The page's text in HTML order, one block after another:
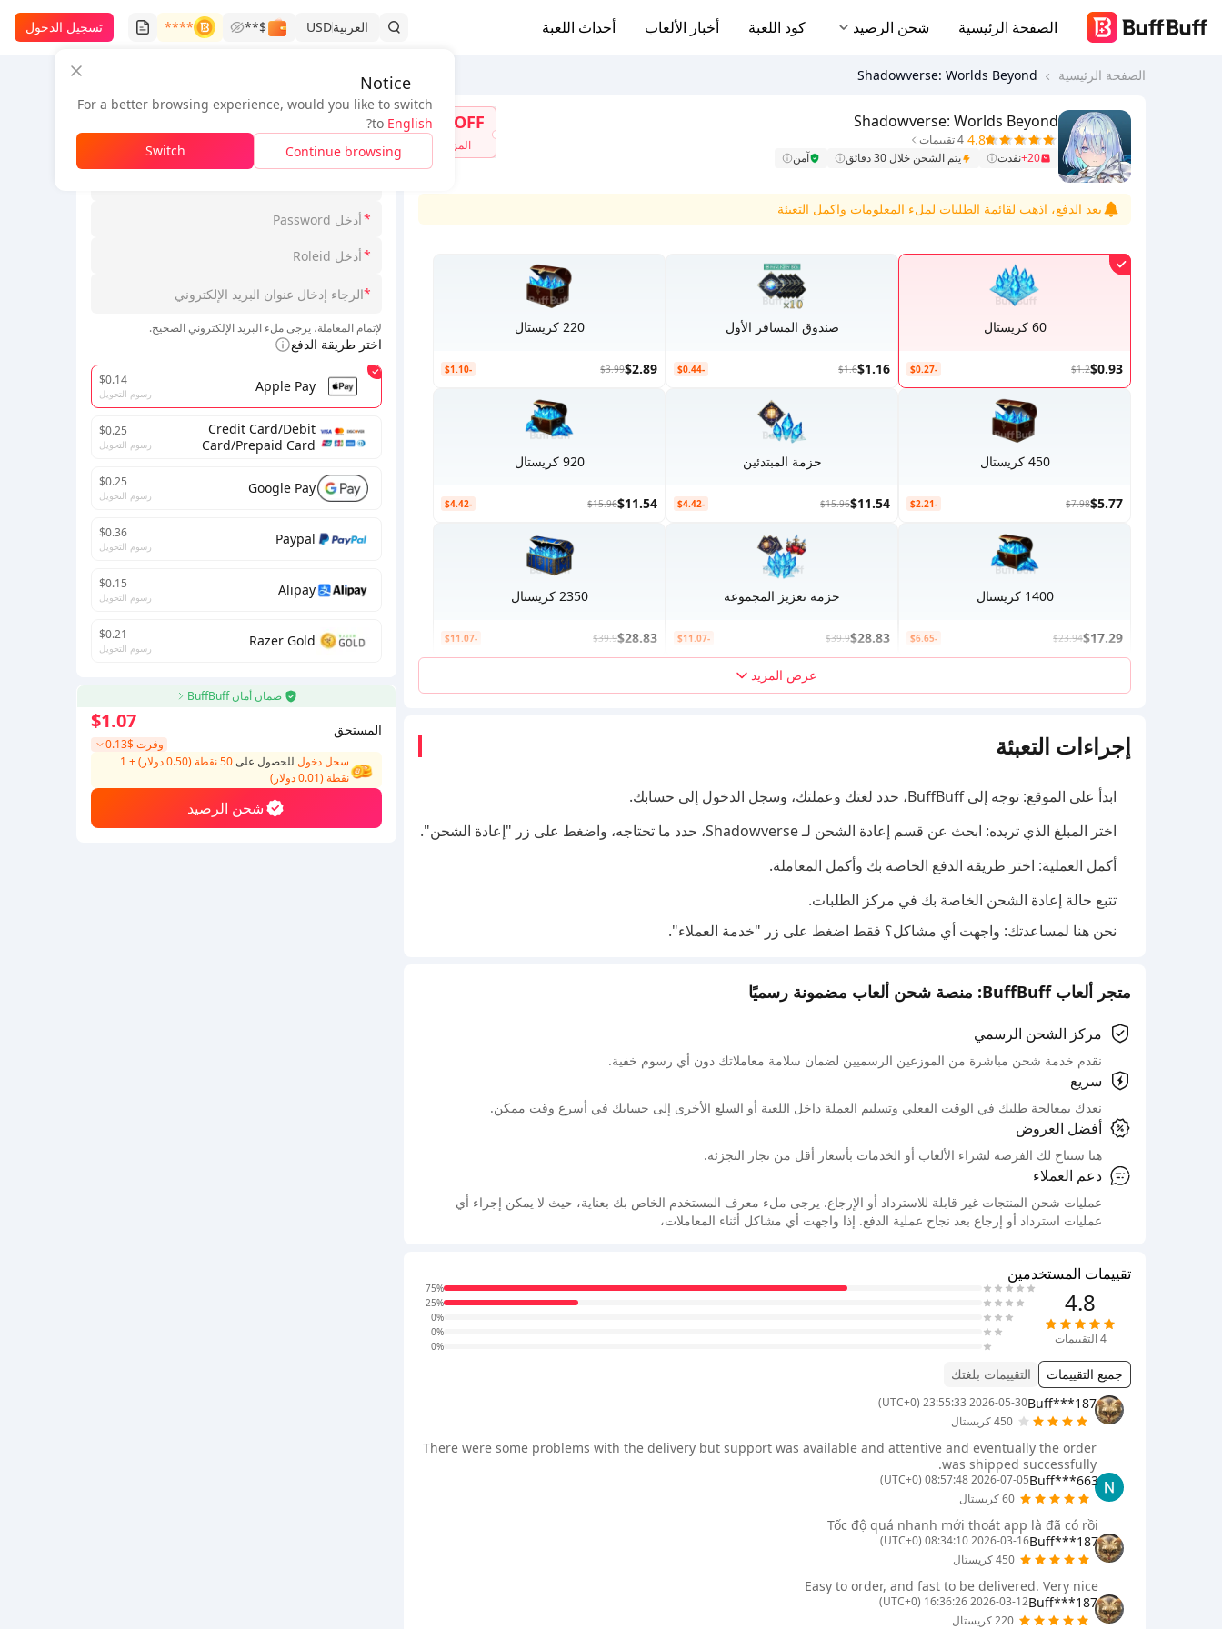
الصفحة الرئيسية شحن الرصيد كود اللعبة أخبار الألعاب أحداث اللعبة العربيةUSD
$**
**** تسجيل الدخول
الصفحة الرئيسية Shadowverse: Worlds Beyond
معلومات الطلب
*اختر Loginmodel
*
*
*
لإتمام المعاملة، يرجى ملء البريد الإلكتروني الصحيح.
اختر طريقة الدفع
Apple Pay
$0.14
رسوم التحويل
Credit Card/Debit
Card/Prepaid Card
$0.25
رسوم التحويل
Google Pay
$0.25
رسوم التحويل
Paypal
$0.36
رسوم التحويل
Alipay
$0.15
رسوم التحويل
Razer Gold
$0.21
رسوم التحويل
ضمان أمان BuffBuff
المستحق
وفرت$0.13
$1.07
سجل دخول للحصول على50 نقطة (0.50 دولار) +
1
نقطة (0.01دولار)
شحن الرصيد
Shadowverse: Worlds Beyond
4.8 4 تقييمات
20+ نفدت يتم الشحن خلال 30 دقائق آمن
7%OFF
المزيد
بعد الدفع، اذهب لقائمة الطلبات لملء المعلومات واكمل التعبئة
60 كريستال
$0.93
$1.2
-$0.27
صندوق المسافر الأول
$1.16
$1.6
-$0.44
220 كريستال
$2.89
$3.99
-$1.10
450 كريستال
$5.77
$7.98
-$2.21
حزمة المبتدئين
$11.54
$15.96
-$4.42
920 كريستال
$11.54
$15.96
-$4.42
1400 كريستال
$17.29
$23.94
-$6.65
حزمة تعزيز المجموعة
$28.83
$39.9
-$11.07
2350 كريستال
$28.83
$39.9
-$11.07
عرض المزيد
إجراءات التعبئة
ابدأ على الموقع: توجه إلى BuffBuff، حدد لغتك وعملتك، وسجل الدخول إلى حسابك.
اختر المبلغ الذي تريده: ابحث عن قسم إعادة الشحن لـ Shadowverse، حدد ما تحتاجه، واضغط على زر "إعادة الشحن".
أكمل العملية: اختر طريقة الدفع الخاصة بك وأكمل المعاملة.
تتبع حالة إعادة الشحن الخاصة بك في مركز الطلبات.
نحن هنا لمساعدتك: واجهت أي مشاكل؟ فقط اضغط على زر "خدمة العملاء".
متجر ألعاب BuffBuff: منصة شحن ألعاب مضمونة رسميًا
مركز الشحن الرسمي
نقدم خدمة شحن مباشرة من الموزعين الرسميين لضمان سلامة معاملاتك دون أي رسوم خفية.
سريع
نعدك بمعالجة طلبك في الوقت الفعلي وتسليم العملة داخل اللعبة أو السلع الأخرى إلى حسابك في أسرع وقت ممكن.
أفضل العروض
هنا ستتاح لك الفرصة لشراء الألعاب أو الخدمات بأسعار أقل من تجار التجزئة.
دعم العملاء
عمليات شحن المنتجات غير قابلة للاسترداد أو الإرجاع. يرجى ملء معرف المستخدم الخاص بك بعناية، حيث لا يمكن إجراء أي
عمليات استرداد أو إرجاع بعد نجاح عملية الدفع. إذا واجهت أي مشاكل أثناء المعاملات،
تقييمات المستخدمين
4.8
4التقييمات
75%
25%
0%
0%
0%
جميع التقييمات
التقييمات بلغتك
Buff***187
2026-05-30 23:55:33 (UTC+0)
450 كريستال
There were some problems with the delivery but support was available and attentive and eventually the order
was shipped successfully.
Buff***663
2026-07-05 08:57:48 (UTC+0)
60 كريستال
Tốc độ quá nhanh mới thoát app là đã có rồi
Buff***187
2026-03-16 08:34:10 (UTC+0)
450 كريستال
Easy to order, and fast to be delivered. Very nice
Buff***187
2026-03-12 16:36:26 (UTC+0)
220 كريستال
Notice
For a better browsing experience, would you like to switch
to English
?
Continue browsing
Switch